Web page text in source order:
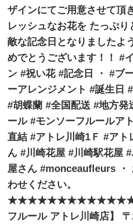
ザインにてご用意させて頂
レッシュなお花を たっぷ
敵な記念日となりましたよ
めでとうございます！！ #
ン #祝い花 #記念日 ・ #ブ
ーアレンジメント #誕生日
#胡蝶蘭 #全国配送 #地方発
ール #モンソーフルールア
直結 #アトレ川崎1Ｆ #アト
ん #川崎花屋 #川崎駅花屋
屋さん #monceaufleurs ・
わせください。
フルール アトレ川崎店】 〒